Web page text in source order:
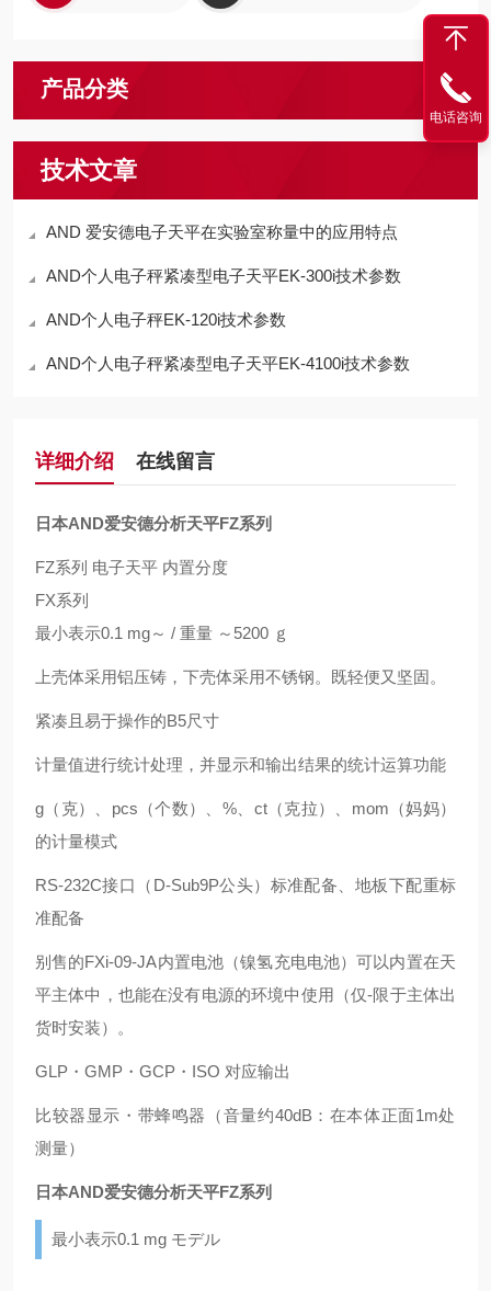
产品分类
技术文章
AND 爱安德电子天平在实验室称量中的应用特点
AND个人电子秤紧凑型电子天平EK-300i技术参数
AND个人电子秤EK-120i技术参数
AND个人电子秤紧凑型电子天平EK-4100i技术参数
详细介绍 在线留言
日本AND爱安德分析天平FZ系列
FZ系列 电子天平 内置分度
FX系列
最小表示0.1 mg～ / 重量 ～5200 ｇ
上壳体采用铝压铸，下壳体采用不锈钢。既轻便又坚固。
紧凑且易于操作的B5尺寸
计量值进行统计处理，并显示和输出结果的统计运算功能
g（克）、pcs（个数）、%、ct（克拉）、mom（妈妈）
的计量模式
RS-232C接口（D-Sub9P公头）标准配备、地板下配重标
准配备
别售的FXi-09-JA内置电池（镍氢充电电池）可以内置在天
平主体中，也能在没有电源的环境中使用（仅-限于主体出
货时安装）。
GLP・GMP・GCP・ISO 对应输出
比较器显示・带蜂鸣器（音量约40dB：在本体正面1m处
测量）
日本AND爱安德分析天平FZ系列
最小表示0.1 mg モデル
电话咨询